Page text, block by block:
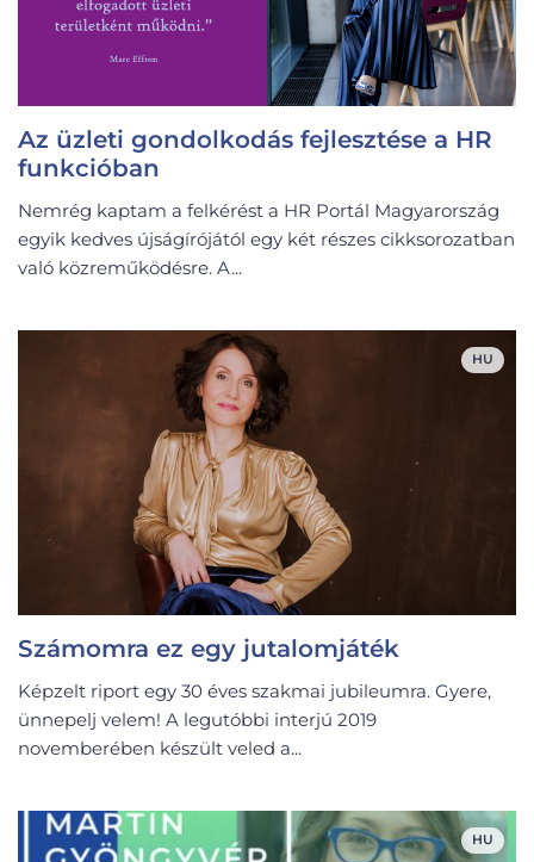
Az üzleti gondolkodás fejlesztése a HR
funkcióban
Nemrég kaptam a felkérést a HR Portál Magyarország
egyik kedves újságírójától egy két részes cikksorozatban
való közreműködésre. A...
HU
Számomra ez egy jutalomjáték
Képzelt riport egy 30 éves szakmai jubileumra. Gyere,
ünnepelj velem! A legutóbbi interjú 2019
novemberében készült veled a...
HU